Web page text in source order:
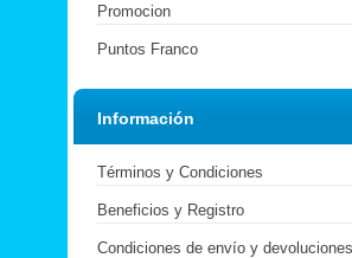
Promocion
Puntos Franco
Información
Términos y Condiciones
Beneficios y Registro
Condiciones de envío y devoluciones